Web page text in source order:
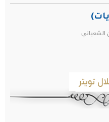
الشعباني
تويتر